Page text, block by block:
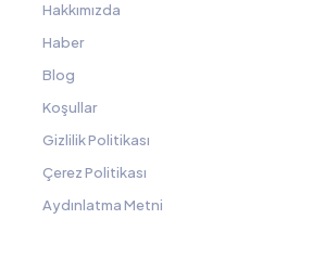
Hakkımızda
Haber
Blog
Koşullar
Gizlilik Politikası
Çerez Politikası
Aydınlatma Metni